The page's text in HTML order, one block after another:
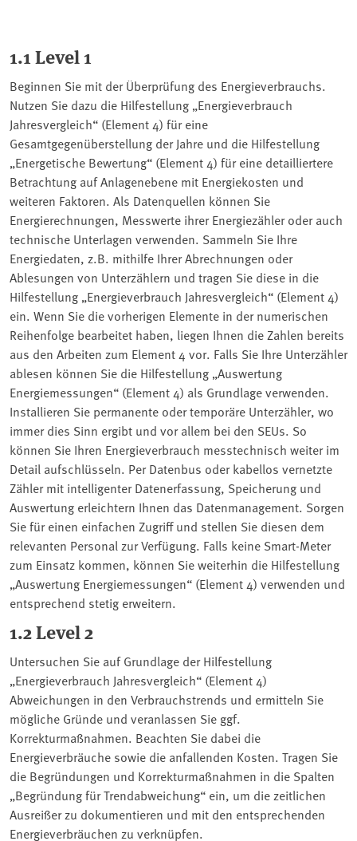
1.1 Level 1
Beginnen Sie mit der Überprüfung des Energieverbrauchs.
Nutzen Sie dazu die Hilfestellung „Energieverbrauch
Jahresvergleich“ (Element 4) für eine
Gesamtgegenüberstellung der Jahre und die Hilfestellung
„Energetische Bewertung“ (Element 4) für eine detailliertere
Betrachtung auf Anlagenebene mit Energiekosten und
weiteren Faktoren. Als Datenquellen können Sie
Energierechnungen, Messwerte ihrer Energiezähler oder auch
technische Unterlagen verwenden. Sammeln Sie Ihre
Energiedaten, z.B. mithilfe Ihrer Abrechnungen oder
Ablesungen von Unterzählern und tragen Sie diese in die
Hilfestellung „Energieverbrauch Jahresvergleich“ (Element 4)
ein. Wenn Sie die vorherigen Elemente in der numerischen
Reihenfolge bearbeitet haben, liegen Ihnen die Zahlen bereits
aus den Arbeiten zum Element 4 vor. Falls Sie Ihre Unterzähler
ablesen können Sie die Hilfestellung „Auswertung
Energiemessungen“ (Element 4) als Grundlage verwenden.
Installieren Sie permanente oder temporäre Unterzähler, wo
immer dies Sinn ergibt und vor allem bei den SEUs. So
können Sie Ihren Energieverbrauch messtechnisch weiter im
Detail aufschlüsseln. Per Datenbus oder kabellos vernetzte
Zähler mit intelligenter Datenerfassung, Speicherung und
Auswertung erleichtern Ihnen das Datenmanagement. Sorgen
Sie für einen einfachen Zugriff und stellen Sie diesen dem
relevanten Personal zur Verfügung. Falls keine Smart-Meter
zum Einsatz kommen, können Sie weiterhin die Hilfestellung
„Auswertung Energiemessungen“ (Element 4) verwenden und
entsprechend stetig erweitern.
1.2 Level 2
Untersuchen Sie auf Grundlage der Hilfestellung
„Energieverbrauch Jahresvergleich“ (Element 4)
Abweichungen in den Verbrauchstrends und ermitteln Sie
mögliche Gründe und veranlassen Sie ggf.
Korrekturmaßnahmen. Beachten Sie dabei die
Energieverbräuche sowie die anfallenden Kosten. Tragen Sie
die Begründungen und Korrekturmaßnahmen in die Spalten
„Begründung für Trendabweichung“ ein, um die zeitlichen
Ausreißer zu dokumentieren und mit den entsprechenden
Energieverbräuchen zu verknüpfen.